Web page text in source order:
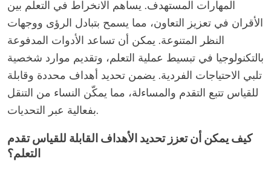
المهارات المستهدف. يساهم الانخراط في التعلم بين
الأقران في تعزيز التعاون، مما يسمح بتبادل الرؤى ووجهات
النظر المتنوعة. يمكن أن تساعد الأدوات المدفوعة
بالتكنولوجيا في تبسيط عملية التعلم، وتقديم موارد شخصية
تلبي الاحتياجات الفردية. يضمن تحديد أهداف محددة وقابلة
للقياس تتبع التقدم والمساءلة، مما يمكّن النساء من التنقل
بفعالية عبر التحديات.
كيف يمكن أن تعزز تحديد الأهداف القابلة للقياس تقدم
التعلم؟